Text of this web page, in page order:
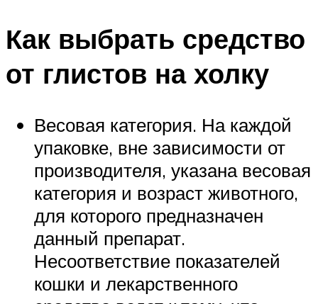
Как выбрать средство
от глистов на холку
Весовая категория. На каждой
упаковке, вне зависимости от
производителя, указана весовая
категория и возраст животного,
для которого предназначен
данный препарат.
Несоответствие показателей
кошки и лекарственного